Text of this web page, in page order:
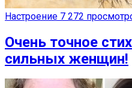
Настроение 7 272
Очень точное
сильных женщин!